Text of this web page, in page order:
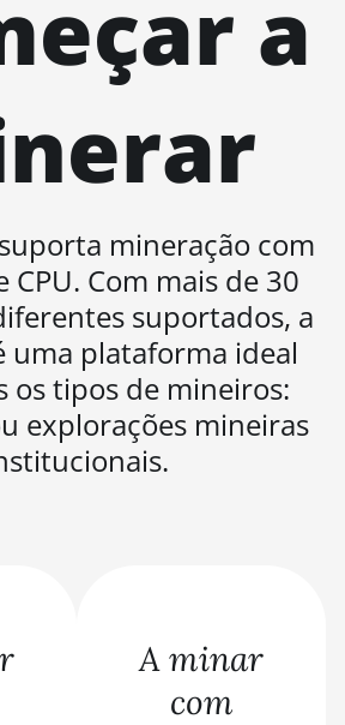
S21+ (216Th)
S21e XP Hyd
S21j XP Hyd
S9
S9 SE
S9i
T17+
T17e
a
mineração com
CPU. Com mais de 30
suportados, a
uma plataforma ideal
os tipos de mineiros:
explorações mineiras
A minar
com